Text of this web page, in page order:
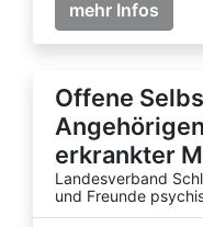
mehr Infos
Offene
erkrankter
Landesverband
und Freunde